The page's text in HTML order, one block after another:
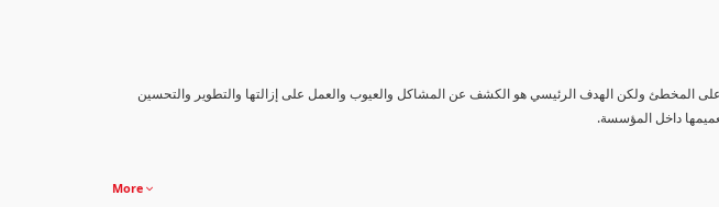
على المخطئ ولكن الهدف الرئيسي هو الكشف عن المشاكل والعيوب والعمل على إزالتها والتطوير والتحسين
داخل المؤسسة.
More